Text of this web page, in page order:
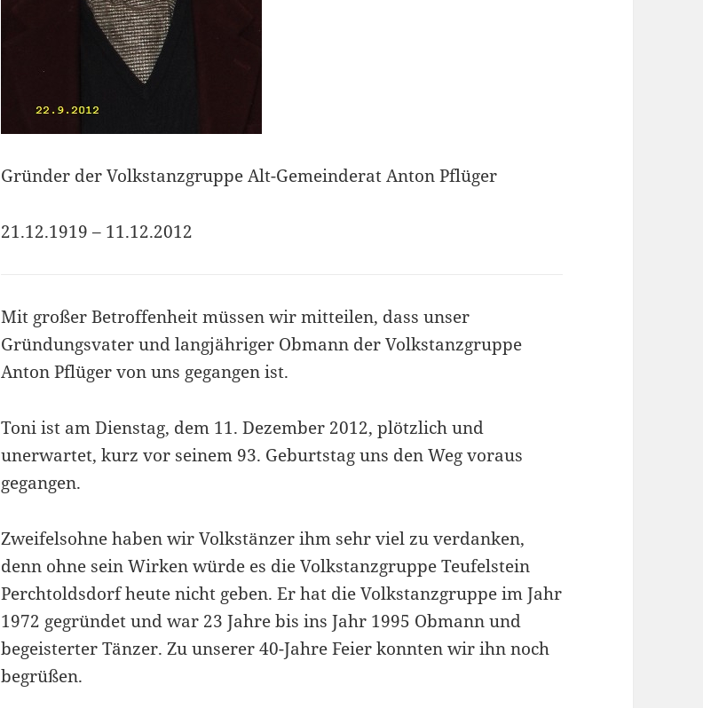
Gründer der Volkstanzgruppe Alt-Gemeinderat Anton Pflüger
21.12.1919 – 11.12.2012
Mit großer Betroffenheit müssen wir mitteilen, dass unser
Gründungsvater und langjähriger Obmann der Volkstanzgruppe
Anton Pflüger von uns gegangen ist.
Toni ist am Dienstag, dem 11. Dezember 2012, plötzlich und
unerwartet, kurz vor seinem 93. Geburtstag uns den Weg voraus
gegangen.
Zweifelsohne haben wir Volkstänzer ihm sehr viel zu verdanken,
denn ohne sein Wirken würde es die Volkstanzgruppe Teufelstein
Perchtoldsdorf heute nicht geben. Er hat die Volkstanzgruppe im Jahr
1972 gegründet und war 23 Jahre bis ins Jahr 1995 Obmann und
begeisterter Tänzer. Zu unserer 40-Jahre Feier konnten wir ihn noch
begrüßen.